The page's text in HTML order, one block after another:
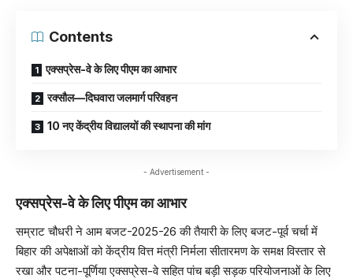
Contents
एक्सप्रेस-वे के लिए पीएम का आभार
रक्सौल—दिघवारा जलमार्ग परिवहन
10 नए केंद्रीय विद्यालयों की स्थापना की मांग
- Advertisement -
एक्सप्रेस-वे के लिए पीएम का आभार
सम्राट चौधरी ने आम बजट-2025-26 की तैयारी के लिए बजट-पूर्व चर्चा में
बिहार की अपेक्षाओं को केंद्रीय वित्त मंत्री निर्मला सीतारमण के समक्ष विस्तार से
रखा और पटना-पूर्णिया एक्सप्रेस-वे सहित पांच बड़ी सड़क परियोजनाओं के लिए